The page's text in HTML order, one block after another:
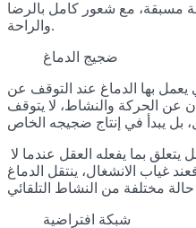
مسبقة، مع شعور كامل بالرضا
والراحة.
ضجيج الدماغ
يعمل بها الدماغ عند التوقف عن
عن الحركة والنشاط، لا يتوقف
غياب الانشغال، ينتقل الدماغ
شبكة افتراضية